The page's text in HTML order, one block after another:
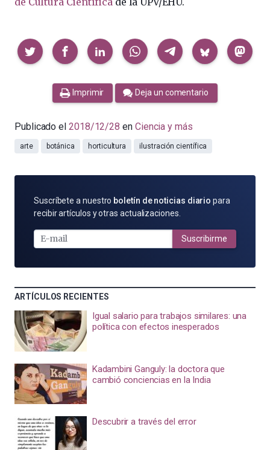
Compartir
Imprimir Deja un comentario
Publicado el 2018/12/28 en Ciencia y más
arte botánica horticultura ilustración científica
SUSCRÍBETE
POR
MAIL
Suscríbete a nuestro boletín de noticias diario para
recibir artículos y otras actualizaciones.
Suscribirme
ARTÍCULOS RECIENTES
Igual salario para trabajos similares: una
política con efectos inesperados
Kadambini Ganguly: la doctora que
cambió conciencias en la India
Descubrir a través del error